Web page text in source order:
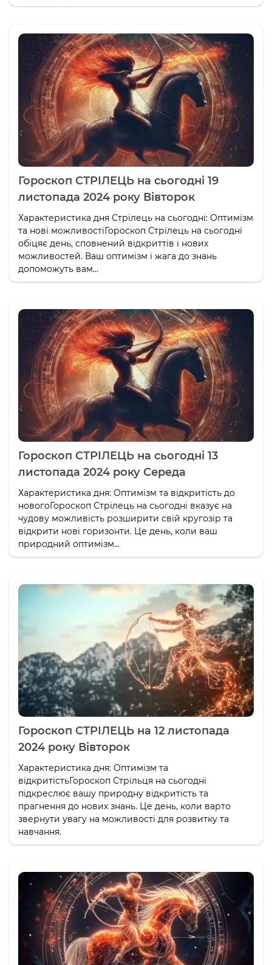
Гороскоп СТРІЛЕЦЬ на сьогодні 19
листопада 2024 року Вівторок
Характеристика дня Стрілець на сьогодні: Оптимізм
та нові можливостіГороскоп Стрілець на сьогодні
обіцяє день, сповнений відкриттів і нових
можливостей. Ваш оптимізм і жага до знань
допоможуть вам...
Гороскоп СТРІЛЕЦЬ на сьогодні 13
листопада 2024 року Середа
Характеристика дня: Оптимізм та відкритість до
новогоГороскоп Стрілець на сьогодні вказує на
чудову можливість розширити свій кругозір та
відкрити нові горизонти. Це день, коли ваш
природний оптимізм...
Гороскоп СТРІЛЕЦЬ на 12 листопада
2024 року Вівторок
Характеристика дня: Оптимізм та
відкритістьГороскоп Стрільця на сьогодні
підкреслює вашу природну відкритість та
прагнення до нових знань. Це день, коли варто
звернути увагу на можливості для розвитку та
навчання.